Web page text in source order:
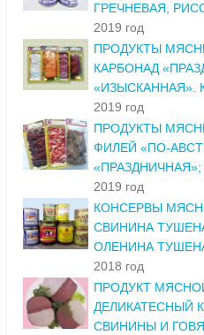
ГРЕЧНЕВАЯ,
2019 год
ПРОДУКТЫ
КАРБОНАД
«ИЗЫСКАННАЯ».
2019 год
ПРОДУКТЫ
ФИЛЕЙ «ПО-
2019 год
КОНСЕРВЫ
СВИНИНА
ОЛЕНИНА
2018 год
ПРОДУКТ
ДЕЛИКАТЕСНЫЙ
СВИНИНЫ И